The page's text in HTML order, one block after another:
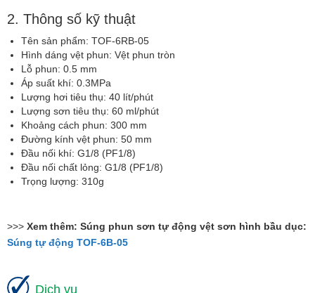
2. Thông số kỹ thuật
Tên sản phẩm: TOF-6RB-05
Hình dáng vệt phun: Vệt phun tròn
Lỗ phun: 0.5 mm
Áp suất khí: 0.3MPa
Lượng hơi tiêu thụ: 40 lít/phút
Lượng sơn tiêu thụ: 60 ml/phút
Khoảng cách phun: 300 mm
Đường kính vệt phun: 50 mm
Đầu nối khí: G1/8 (PF1/8)
Đầu nối chất lỏng: G1/8 (PF1/8)
Trọng lượng: 310g
>>> Xem thêm: Súng phun sơn tự động vệt sơn hình bầu dục:
Súng tự động TOF-6B-05
Dịch vụ